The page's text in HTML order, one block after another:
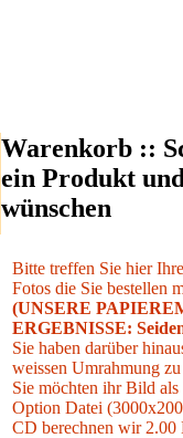
Warenkorb ::
ein Produkt
wünschen
Bitte treffen Sie hier
Fotos die Sie bestellen
(UNSERE
ERGEBNISSE:
Sie haben darüber
weissen Umrahmung zu
Sie möchten ihr Bild
Option Datei
CD berechnen wir 2.00